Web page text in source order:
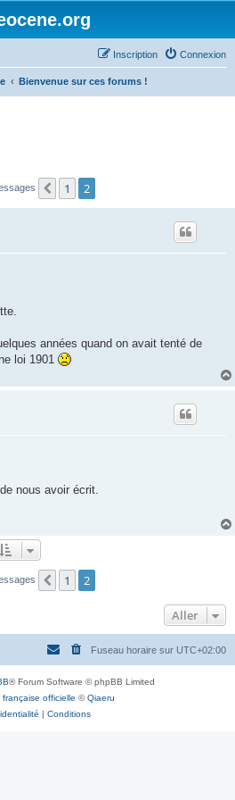
Connexion
Inscription
Bienvenue sur ces forums !
Précédent
1 2
années quand on avait tenté de
loi 1901
nous avoir écrit.
Précédent
1 2
Aller
Fuseau horaire sur UTC+02:00
® Forum Software © phpBB Limited
officielle ©Qiaeru
| Conditions